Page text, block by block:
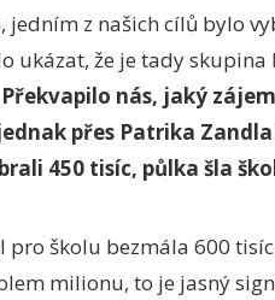
jedním z našich cílů bylo
ukázat, že je tady
Překvapilo nás, jaký
přes Patrika
450 tisíc, půlka šla
školu bezmála 600
milionu, to je jasný